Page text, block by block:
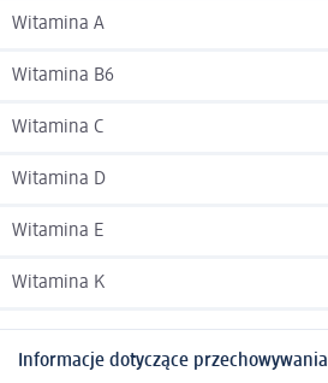
Witamina A
Witamina B6
Witamina C
Witamina D
Witamina E
Witamina K
Informacje dotyczące przechowywania